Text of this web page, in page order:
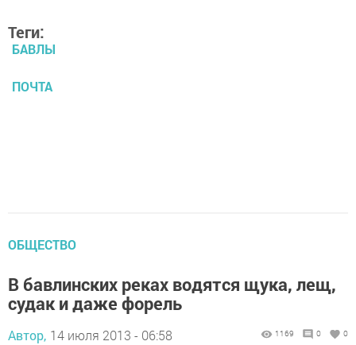
Теги:
БАВЛЫ
ПОЧТА
ОБЩЕСТВО
В бавлинских реках водятся щука, лещ,
судак и даже форель
Автор, 14 июля 2013 - 06:58 1169 0 0